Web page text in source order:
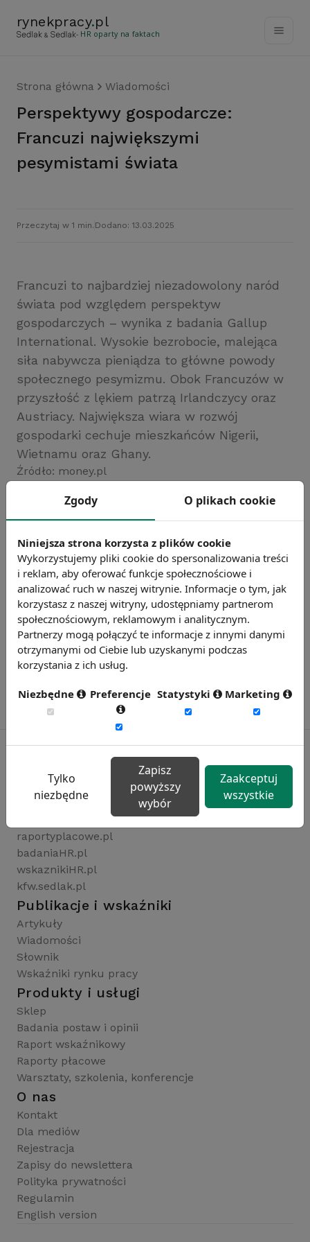
rynekpracy.pl
- HR oparty na faktach
Strona główna Wiadomości
Perspektywy gospodarcze:
Francuzi największymi
pesymistami świata
Przeczytaj w 1 min. Dodano: 13.03.2025
Francuzi to najbardziej niezadowolony naród
świata pod względem perspektyw
gospodarczych – wynika z badania Gallup
International. Wysokie bezrobocie, malejąca
siła nabywcza pieniądza to główne powody
społecznego pesymizmu. Obok Francuzów w
przyszłość z lękiem patrzą Irlandczycy oraz
Austriacy. Największa wiara w rozwój
gospodarki cechuje mieszkańców Nigerii,
Wietnamu oraz Ghany.
Źródło: money.pl
Chcesz wiedzieć więcej?
Rynekpracy.pl
sedlak.pl
raportyplacowe.pl
badaniaHR.pl
wskaznikiHR.pl
kfw.sedlak.pl
Publikacje i wskaźniki
Artykuły
Wiadomości
Słownik
Wskaźniki rynku pracy
Produkty i usługi
Sklep
Badania postaw i opinii
Raport wskaźnikowy
Raporty płacowe
Warsztaty, szkolenia, konferencje
O nas
Kontakt
Dla mediów
Rejestracja
Zapisy do newslettera
Polityka prywatności
Regulamin
English version
Zgody O plikach cookie
Niniejsza strona korzysta z plików cookie
Wykorzystujemy pliki cookie do spersonalizowania treści
i reklam, aby oferować funkcje społecznościowe i
analizować ruch w naszej witrynie. Informacje o tym, jak
korzystasz z naszej witryny, udostępniamy partnerom
społecznościowym, reklamowym i analitycznym.
Partnerzy mogą połączyć te informacje z innymi danymi
otrzymanymi od Ciebie lub uzyskanymi podczas
korzystania z ich usług.
Niezbędne Preferencje Statystyki Marketing
Tylko
niezbędne
Zapisz
powyższy
wybór
Zaakceptuj
wszystkie